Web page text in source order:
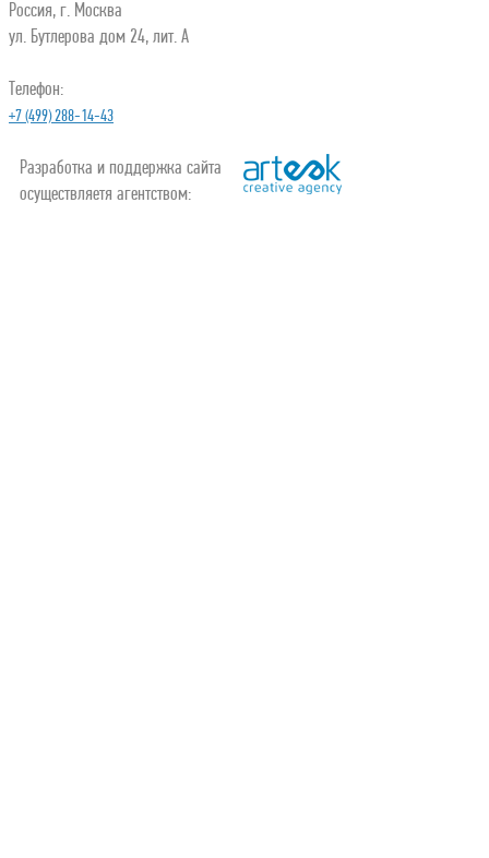
Россия, г. Москва
ул. Бутлерова дом 24, лит. А
Телефон:
+7 (499) 288-14-43
Разработка и поддержка сайта
осуществляетя агентством: